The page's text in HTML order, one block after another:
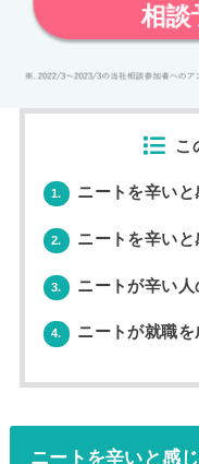
相談
こ
1. ニートを辛いと
2. ニートを辛い
3. ニートが辛い
4. ニートが就職
ニートを辛いと感